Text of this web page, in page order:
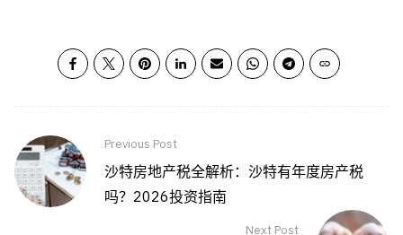
Previous Post
沙特房地产税全解析：沙特有年度房产税
吗？2026投资指南
Next Post